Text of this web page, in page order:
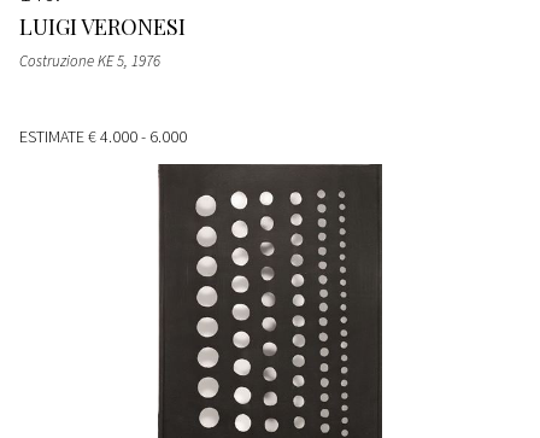
LUIGI VERONESI
Costruzione KE 5, 1976
ESTIMATE€ 4.000 - 6.000